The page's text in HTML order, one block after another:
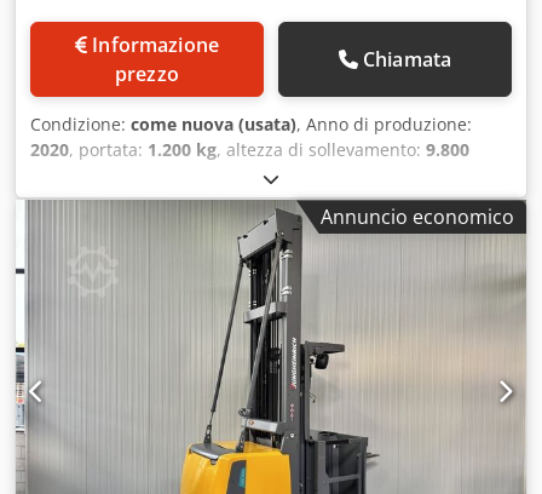
prezzo
Chiamata
Condizione: come nuova (usata), Anno di produzione:
2020, portata: 1.200 kg, altezza di sollevamento: 9.800
3.830 mm
funzionamento:4.883 h, tipo di carburante:elettrico, tipo
, Produttore + modello: JUNGHEINRICH
EKS 412 s Montante: Z + i - 3F9800 ID: 25114.5388 Djdszq
Ui Espfx Appswa Cat.: Usato Montante: 3F Altezza
abbassata: 3830 mm Altezza di sollevamento: 9800 mm
Portata: 1200 kg Altezza piattaforma: 9000 mm Altezza
picking: 10600 mm Avviamento: Sì Larghezza cabina: 1300
mm Anno: 2020 Ore: 4883 ore Capacità batteria: 48 V / 620
Ah Opzioni: TUTTE le opzioni!! - Montante triplex - FFL -
Porte di SICUREZZA con FUNZIONE DI INCLINAZIONE!! - PSA
- Blue Spot - Forche regolabili - Guida a induzione / via
cavo
Annuncio economico